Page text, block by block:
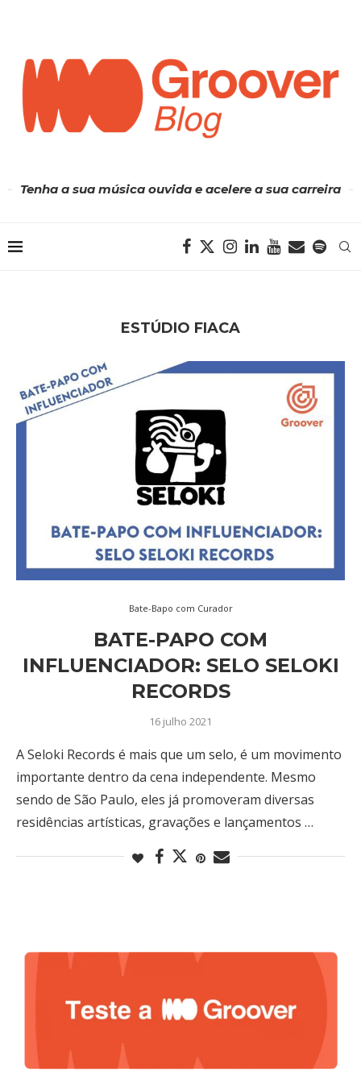
Tenha a sua música ouvida e acelere a sua carreira
ESTÚDIO FIACA
Bate-Bapo com Curador
BATE-PAPO COM
INFLUENCIADOR: SELO SELOKI
RECORDS
16 julho 2021
A Seloki Records é mais que um selo, é um movimento
importante dentro da cena independente. Mesmo
sendo de São Paulo, eles já promoveram diversas
residências artísticas, gravações e lançamentos …